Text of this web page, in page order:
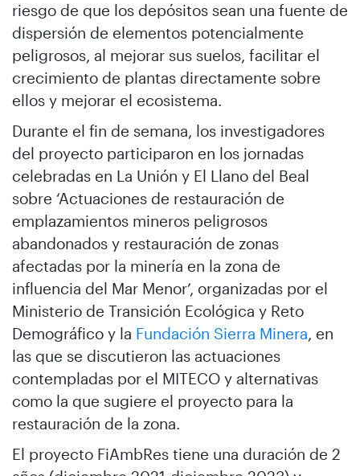
riesgo de que los depósitos sean una fuente de
dispersión de elementos potencialmente
peligrosos, al mejorar sus suelos, facilitar el
crecimiento de plantas directamente sobre
ellos y mejorar el ecosistema.
Durante el fin de semana, los investigadores
del proyecto participaron en los jornadas
celebradas en La Unión y El Llano del Beal
sobre ‘Actuaciones de restauración de
emplazamientos mineros peligrosos
abandonados y restauración de zonas
afectadas por la minería en la zona de
influencia del Mar Menor’, organizadas por el
Ministerio de Transición Ecológica y Reto
Demográfico y la Fundación Sierra Minera, en
las que se discutieron las actuaciones
contempladas por el MITECO y alternativas
como la que sugiere el proyecto para la
restauración de la zona.
El proyecto FiAmbRes tiene una duración de 2